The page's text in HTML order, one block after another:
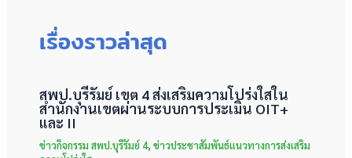
เรื่องราวล่าสุด
สพป.บุรีรัมย์ เขต 4 ส่งเสริมความโปร่งใสใน
สำนักงานเขตผ่านระบบการประเมิน OIT+
และ II
ข่าวกิจกรรม สพป.บุรีรัมย์ 4, ข่าวประชาสัมพันธ์แนวทางการส่งเสริม